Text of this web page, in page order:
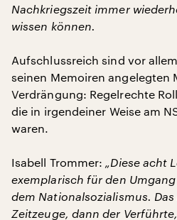
Nachkriegszeit immer
wissen können.
Aufschlussreich sind vor
seinen Memoiren angelegten
Verdrängung: Regelrechte
die in irgendeiner Weise am
waren.
Isabell Trommer: „Diese acht
exemplarisch für den
dem Nationalsozialismus.
Zeitzeuge, dann der